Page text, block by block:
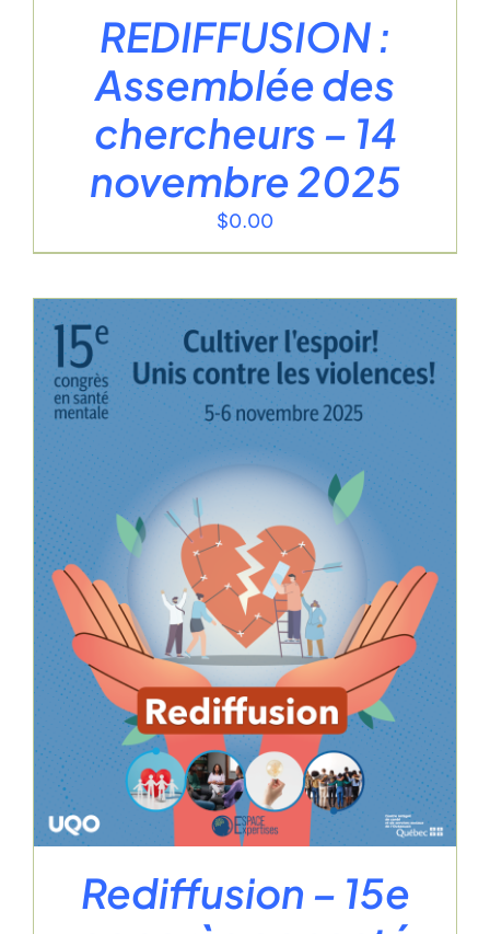
REDIFFUSION :
Assemblée des
chercheurs – 14
novembre 2025
$0.00
Rediffusion – 15e